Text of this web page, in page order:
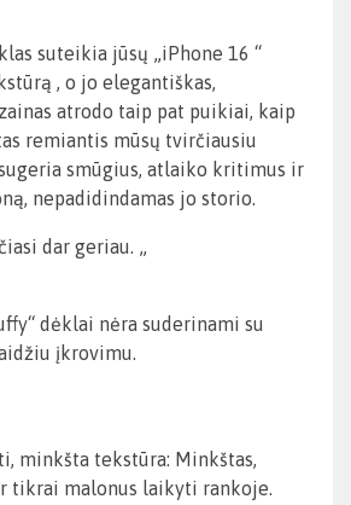
suteikia jūsų „iPhone 16 “
, o jo elegantiškas,
atrodo taip pat puikiai, kaip
remiantis mūsų tvirčiausiu
smūgius, atlaiko kritimus ir
nepadidindamas jo storio.
dar geriau. „
dėklai nėra suderinami su
įkrovimu.
minkšta tekstūra: Minkštas,
tikrai malonus laikyti rankoje.